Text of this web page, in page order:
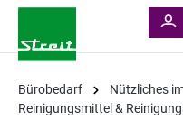
Bürobedarf
Nützliches
Reinigungsmittel &